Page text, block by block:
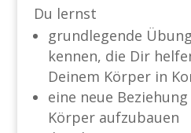
Du lernst
grundlegende
kennen, die Dir
Deinem Körper in
eine neue
Körper aufzubauen